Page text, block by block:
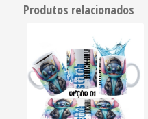
Produtos relacionados